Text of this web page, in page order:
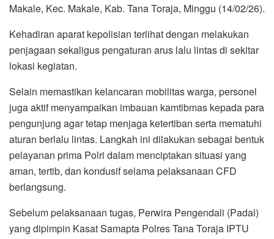
Makale, Kec. Makale, Kab. Tana Toraja, Minggu (14/02/26).
Kehadiran aparat kepolisian terlihat dengan melakukan
penjagaan sekaligus pengaturan arus lalu lintas di sekitar
lokasi kegiatan.
Selain memastikan kelancaran mobilitas warga, personel
juga aktif menyampaikan imbauan kamtibmas kepada para
pengunjung agar tetap menjaga ketertiban serta mematuhi
aturan berlalu lintas. Langkah ini dilakukan sebagai bentuk
pelayanan prima Polri dalam menciptakan situasi yang
aman, tertib, dan kondusif selama pelaksanaan CFD
berlangsung.
Sebelum pelaksanaan tugas, Perwira Pengendali (Padal)
yang dipimpin Kasat Samapta Polres Tana Toraja IPTU